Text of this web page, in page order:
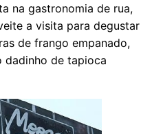
na gastronomia de rua,
a visita para degustar
de frango empanado,
dadinho de tapioca